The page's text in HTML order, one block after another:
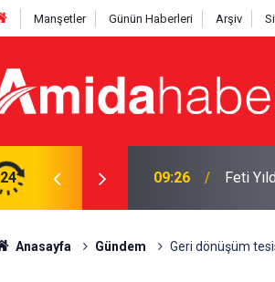
Manşetler Günün Haberleri Arşiv
24 09:26 Feti
Anasayfa Gündem Geri dönüşüm